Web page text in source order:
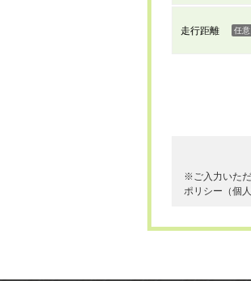
走行距離
※ご入力いた
ポリシー（個